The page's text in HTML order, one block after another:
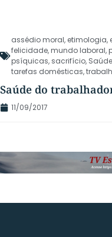
assédio moral, etimologia,
felicidade,mundo laboral,
psíquicas, sacrifício, Saúde
tarefas domésticas,
Saúde do
11/09/2017